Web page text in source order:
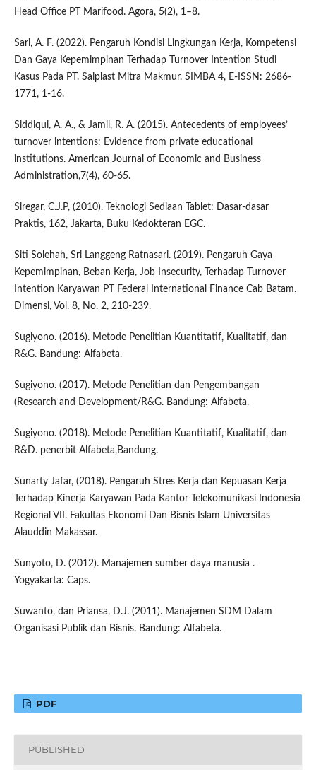
Head Office PT Marifood. Agora, 5(2), 1–8.
Sari, A. F. (2022). Pengaruh Kondisi Lingkungan Kerja, Kompetensi
Dan Gaya Kepemimpinan Terhadap Turnover Intention Studi
Kasus Pada PT. Saiplast Mitra Makmur. SIMBA 4, E-ISSN: 2686-
1771, 1-16.
Siddiqui, A. A., & Jamil, R. A. (2015). Antecedents of employees’
turnover intentions: Evidence from private educational
institutions. American Journal of Economic and Business
Administration,7(4), 60-65.
Siregar, C.J.P, (2010). Teknologi Sediaan Tablet: Dasar-dasar
Praktis, 162, Jakarta, Buku Kedokteran EGC.
Siti Solehah, Sri Langgeng Ratnasari. (2019). Pengaruh Gaya
Kepemimpinan, Beban Kerja, Job Insecurity, Terhadap Turnover
Intention Karyawan PT Federal International Finance Cab Batam.
Dimensi, Vol. 8, No. 2, 210-239.
Sugiyono. (2016). Metode Penelitian Kuantitatif, Kualitatif, dan
R&G. Bandung: Alfabeta.
Sugiyono. (2017). Metode Penelitian dan Pengembangan
(Research and Development/R&G. Bandung: Alfabeta.
Sugiyono. (2018). Metode Penelitian Kuantitatif, Kualitatif, dan
R&D. penerbit Alfabeta,Bandung.
Sunarty Jafar, (2018). Pengaruh Stres Kerja dan Kepuasan Kerja
Terhadap Kinerja Karyawan Pada Kantor Telekomunikasi Indonesia
Regional VII. Fakultas Ekonomi Dan Bisnis Islam Universitas
Alauddin Makassar.
Sunyoto, D. (2012). Manajemen sumber daya manusia .
Yogyakarta: Caps.
Suwanto, dan Priansa, D.J. (2011). Manajemen SDM Dalam
Organisasi Publik dan Bisnis. Bandung: Alfabeta.
PDF
PUBLISHED